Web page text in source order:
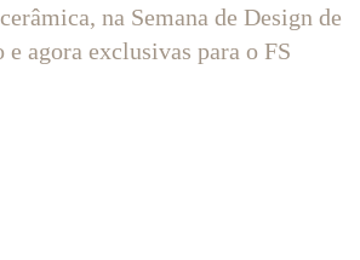
na Semana de Design de
agora exclusivas para o FS